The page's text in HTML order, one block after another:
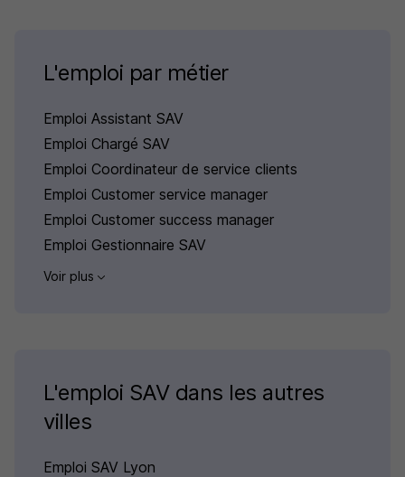
L'emploi par métier
Emploi Assistant SAV
Emploi Chargé SAV
Emploi Coordinateur de service clients
Emploi Customer service manager
Emploi Customer success manager
Emploi Gestionnaire SAV
Voir plus
L'emploi SAV dans les autres
villes
Emploi SAV Lyon